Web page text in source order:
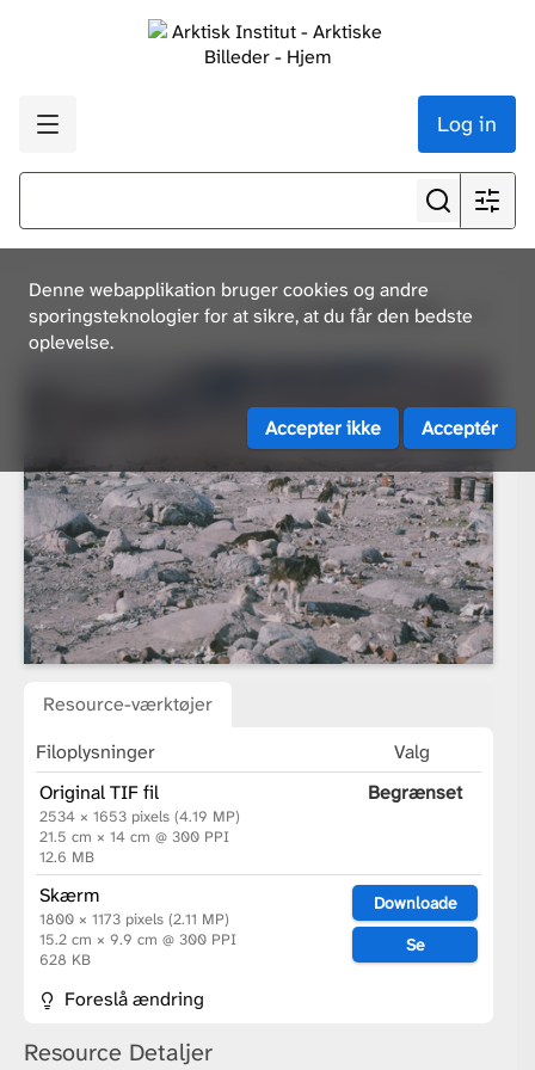
Log in
Denne webapplikation bruger cookies og andre
sporingsteknologier for at sikre, at du får den bedste
oplevelse.
Se alle resultater
Resource-værktøjer
Filoplysninger
Valg
Original TIF fil
2534 × 1653 pixels (4.19 MP)
21.5 cm × 14 cm @ 300 PPI
12.6 MB
Begrænset
Skærm
1800 × 1173 pixels (2.11 MP)
15.2 cm × 9.9 cm @ 300 PPI
628 KB
Downloade
Se
Foreslå ændring
Resource Detaljer